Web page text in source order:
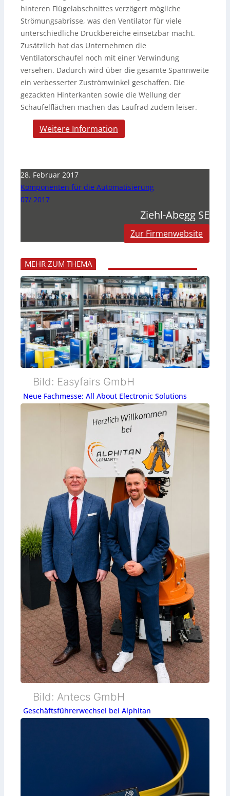
hinteren Flügelabschnittes verzögert mögliche
Strömungsabrisse, was den Ventilator für viele
unterschiedliche Druckbereiche einsetzbar macht.
Zusätzlich hat das Unternehmen die
Ventilatorschaufel noch mit einer Verwindung
versehen. Dadurch wird über die gesamte Spannweite
ein verbesserter Zuströmwinkel geschaffen. Die
gezackten Hinterkanten sowie die Wellung der
Schaufelflächen machen das Laufrad zudem leiser.
Weitere Information
28. Februar 2017
Komponenten für die Automatisierung
07/ 2017
Ziehl-Abegg SE
Zur Firmenwebsite
MEHR ZUM THEMA
Bild: Easyfairs GmbH
Neue Fachmesse: All About Electronic Solutions
Bild: Antecs GmbH
Geschäftsführerwechsel bei Alphitan